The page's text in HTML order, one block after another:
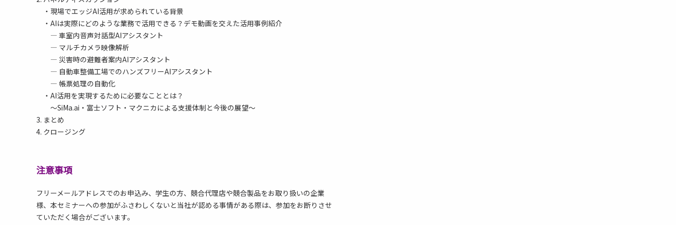
・現場でエッジAI活用が求められている背景
・AIは実際にどのような業務で活用できる？デモ動画を交えた活用事例紹介
― 車室内音声対話型AIアシスタント
― マルチカメラ映像解析
― 災害時の避難者案内AIアシスタント
― 自動車整備工場でのハンズフリーAIアシスタント
― 帳票処理の自動化
・AI活用を実現するために必要なこととは？
～SiMa.ai・富士ソフト・マクニカによる支援体制と今後の展望～
3. まとめ
4. クロージング
注意事項
フリーメールアドレスでのお申込み、学生の方、競合代理店や競合製品をお取り扱いの企業
様、本セミナーへの参加がふさわしくないと当社が認める事情がある際は、参加をお断りさせ
ていただく場合がございます。